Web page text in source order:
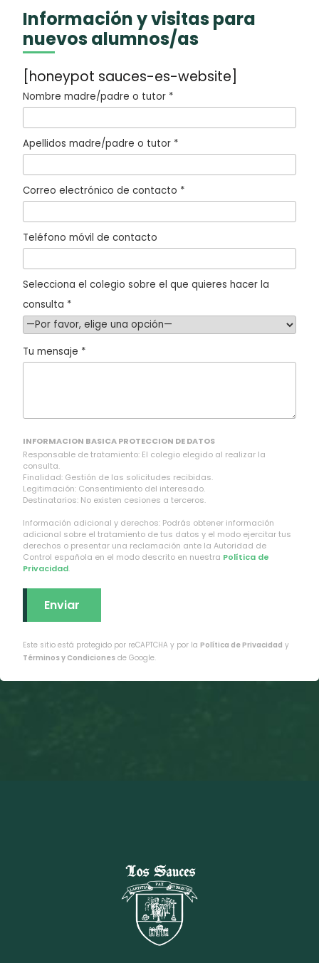
Información y visitas para
nuevos alumnos/as
[honeypot sauces-es-website]
Nombre madre/padre o tutor *
Apellidos madre/padre o tutor *
Correo electrónico de contacto *
Teléfono móvil de contacto
Selecciona el colegio sobre el que quieres hacer la
consulta *
Tu mensaje *
INFORMACION BASICA PROTECCION DE DATOS
Responsable de tratamiento: El colegio elegido al realizar la
consulta.
Finalidad: Gestión de las solicitudes recibidas.
Legitimación: Consentimiento del interesado.
Destinatarios: No existen cesiones a terceros.
Información adicional y derechos: Podrás obtener información
adicional sobre el tratamiento de tus datos y el modo ejercitar tus
derechos o presentar una reclamación ante la Autoridad de
Control española en el modo descrito en nuestra Política de
Privacidad.
Este sitio está protegido por reCAPTCHA y por la Política de Privacidad y
Términos y Condiciones de Google.